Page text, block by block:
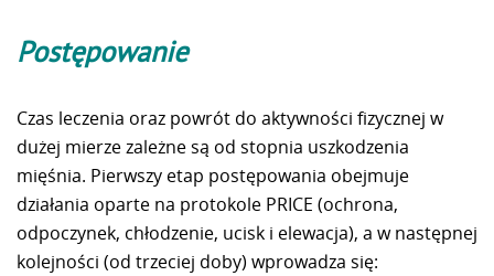
Postępowanie
Czas leczenia oraz powrót do aktywności fizycznej w
dużej mierze zależne są od stopnia uszkodzenia
mięśnia. Pierwszy etap postępowania obejmuje
działania oparte na protokole PRICE (ochrona,
odpoczynek, chłodzenie, ucisk i elewacja), a w następnej
kolejności (od trzeciej doby) wprowadza się: